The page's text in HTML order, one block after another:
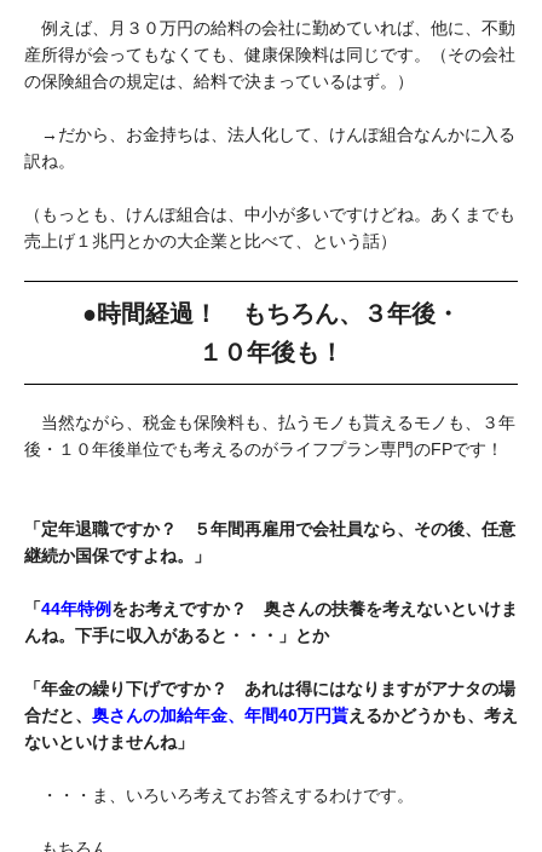
例えば、月３０万円の給料の会社に勤めていれば、他に、不動
産所得が会ってもなくても、健康保険料は同じです。（その会社
の保険組合の規定は、給料で決まっているはず。）
→だから、お金持ちは、法人化して、けんぽ組合なんかに入る
訳ね。
（もっとも、けんぽ組合は、中小が多いですけどね。あくまでも
売上げ１兆円とかの大企業と比べて、という話）
●時間経過！ もちろん、３年後・
１０年後も！
当然ながら、税金も保険料も、払うモノも貰えるモノも、３年
後・１０年後単位でも考えるのがライフプラン専門のFPです！
「定年退職ですか？ ５年間再雇用で会社員なら、その後、任意
継続か国保ですよね。」
「44年特例をお考えですか？ 奥さんの扶養を考えないといけま
んね。下手に収入があると・・・」とか
「年金の繰り下げですか？ あれは得にはなりますがアナタの場
合だと、 奥さんの加給年金、年間40万円貰えるかどうかも、考え
ないといけませんね」
・・・ま、いろいろ考えてお答えするわけです。